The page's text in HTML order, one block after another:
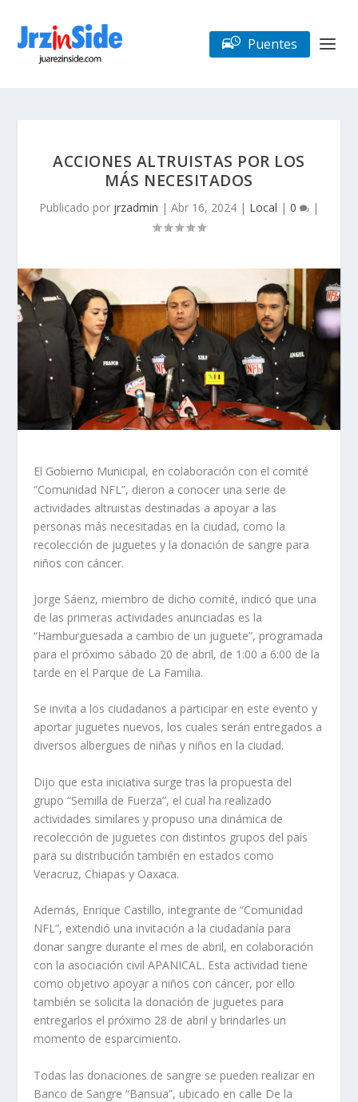
Puentes
ACCIONES ALTRUISTAS POR LOS
MÁS NECESITADOS
Publicado por jrzadmin | Abr 16, 2024 | Local | 0 |
El Gobierno Municipal, en colaboración con el comité
“Comunidad NFL”, dieron a conocer una serie de
actividades altruistas destinadas a apoyar a las
personas más necesitadas en la ciudad, como la
recolección de juguetes y la donación de sangre para
niños con cáncer.
Jorge Sáenz, miembro de dicho comité, indicó que una
de las primeras actividades anunciadas es la
“Hamburguesada a cambio de un juguete”, programada
para el próximo sábado 20 de abril, de 1:00 a 6:00 de la
tarde en el Parque de La Familia.
Se invita a los ciudadanos a participar en este evento y
aportar juguetes nuevos, los cuales serán entregados a
diversos albergues de niñas y niños en la ciudad.
Dijo que esta iniciativa surge tras la propuesta del
grupo “Semilla de Fuerza”, el cual ha realizado
actividades similares y propuso una dinámica de
recolección de juguetes con distintos grupos del país
para su distribución también en estados como
Veracruz, Chiapas y Oaxaca.
Además, Enrique Castillo, integrante de “Comunidad
NFL”, extendió una invitación a la ciudadanía para
donar sangre durante el mes de abril, en colaboración
con la asociación civil APANICAL. Esta actividad tiene
como objetivo apoyar a niños con cáncer, por ello
también se solicita la donación de juguetes para
entregarlos el próximo 28 de abril y brindarles un
momento de esparcimiento.
Todas las donaciones de sangre se pueden realizar en
Banco de Sangre “Bansua”, ubicado en calle De la